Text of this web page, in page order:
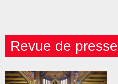
Revue de presse